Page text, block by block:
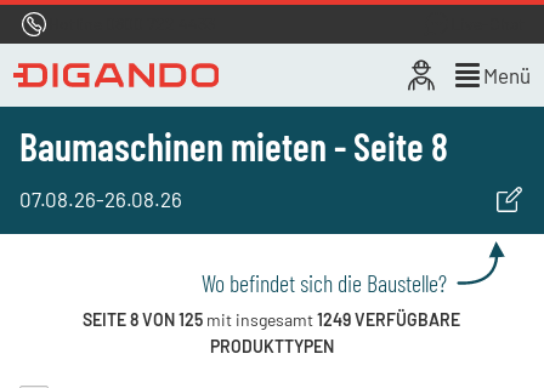
Menü
Baumaschinen mieten - Seite 8
07.08.26-26.08.26
Wo befindet sich die Baustelle?
SEITE 8 VON 125 mit insgesamt1249 VERFÜGBARE
PRODUKTTYPEN